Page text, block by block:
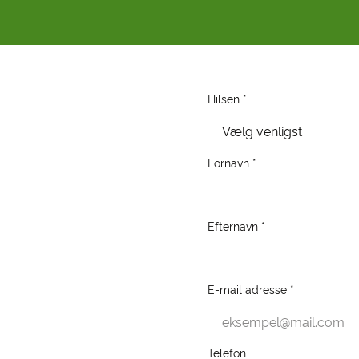
Hilsen *
Vælg venligst
Fornavn *
Efternavn *
E-mail adresse *
Telefon